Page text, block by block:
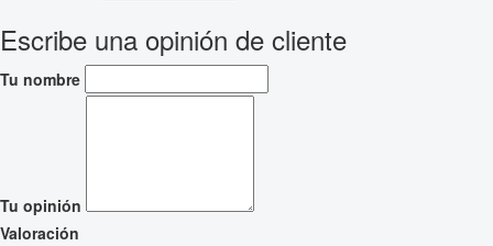
Escribe una opinión de cliente
Tu nombre
Tu opinión
Valoración